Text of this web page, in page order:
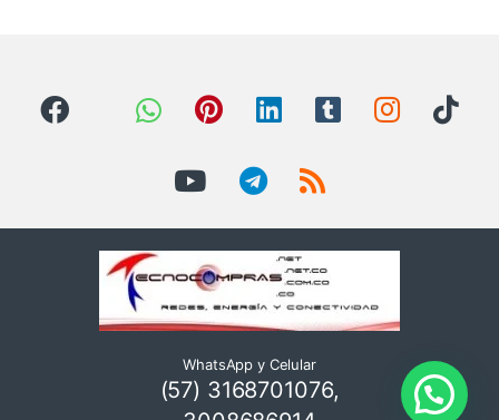
WhatsApp y Celular
(57) 3168701076,